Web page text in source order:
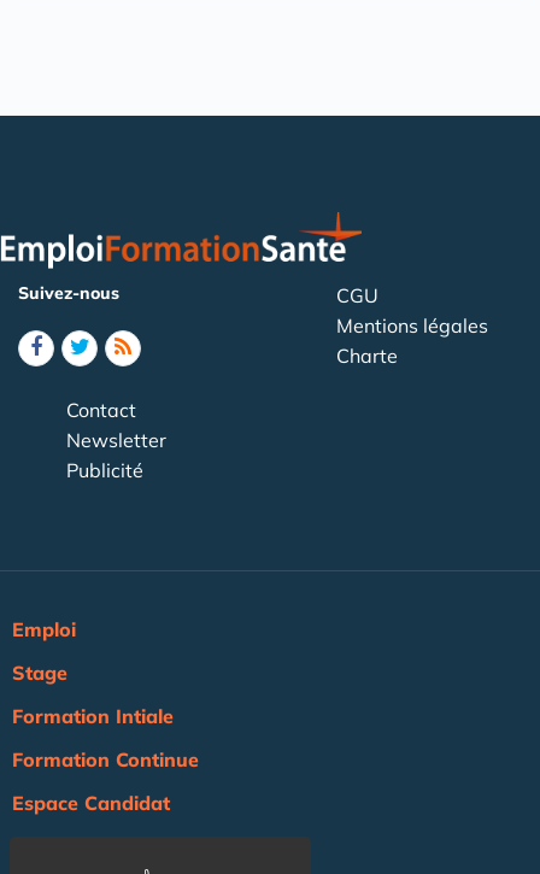
Suivez-nous
CGU
Mentions légales
Charte
Contact
Newsletter
Publicité
Emploi
Stage
Formation Intiale
Formation Continue
Espace Candidat